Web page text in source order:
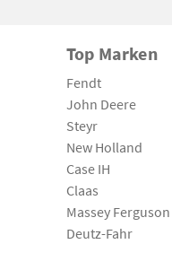
Top Marken
Fendt
John Deere
Steyr
New Holland
Case IH
Claas
Massey Ferguson
Deutz-Fahr